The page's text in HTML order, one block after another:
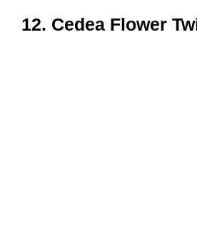
12. Cedea Flower